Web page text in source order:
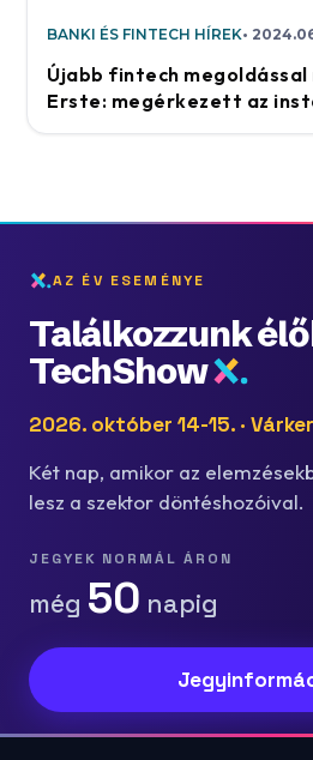
BANKI ÉS FINTECH HÍREK
Újabb fintech
Erste: megérkezett az
AZ ÉV ESEMÉNYE
Találkozzunk
TechShow
2026. október 14-15. ·
Két nap, amikor az
lesz a szektor döntéshozóival.
JEGYEK NORMÁL ÁRON
még 50 napig